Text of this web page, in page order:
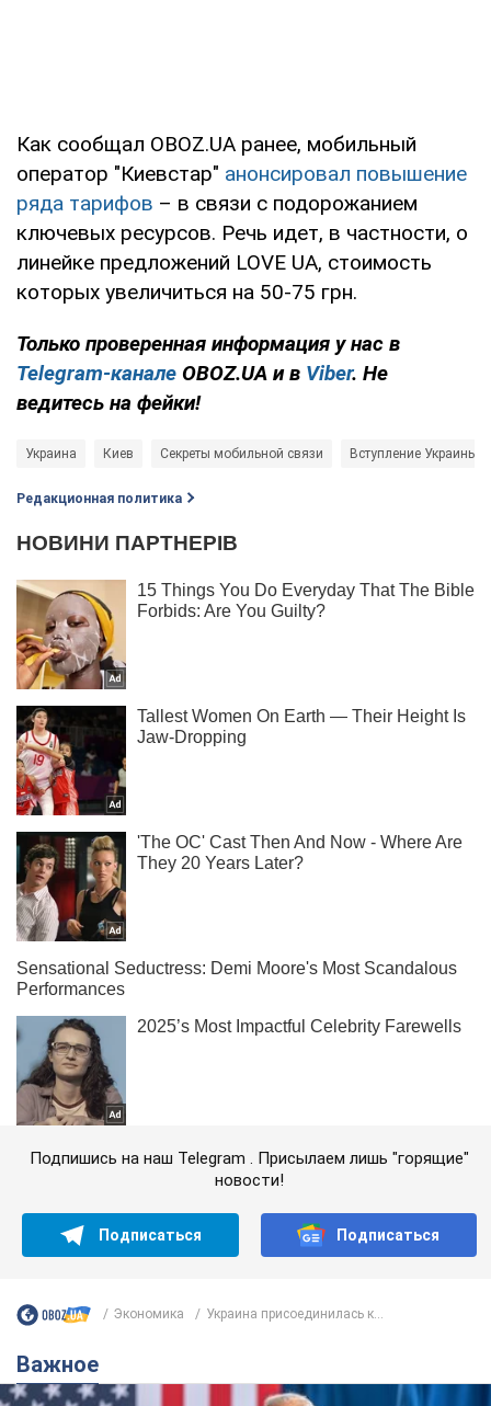
Как сообщал OBOZ.UA ранее, мобильный
оператор "Киевстар" анонсировал повышение
ряда тарифов – в связи с подорожанием
ключевых ресурсов. Речь идет, в частности, о
линейке предложений LOVE UA, стоимость
которых увеличиться на 50-75 грн.
Только проверенная информация у нас в
Telegram-канале OBOZ.UA и в Viber. Не
ведитесь на фейки!
Украина Киев Секреты мобильной связи Вступление Украины
Редакционная политика
Подпишись на наш Telegram . Присылаем лишь "горящие"
новости!
Подписаться Подписаться
Экономика Украина присоединилась к...
Важное